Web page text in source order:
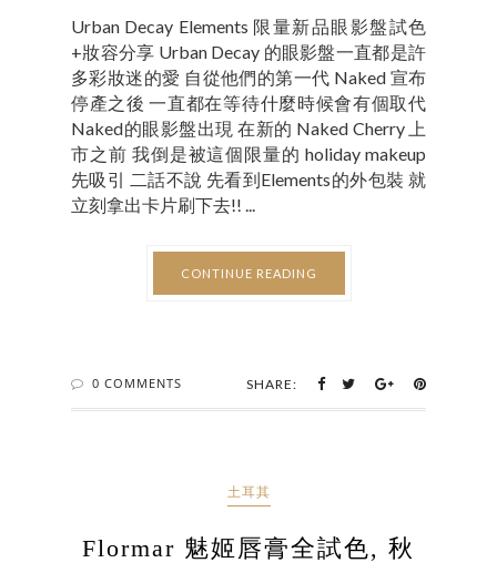
Urban Decay Elements 限量新品眼影盤試色
+妝容分享 Urban Decay 的眼影盤一直都是許
多彩妝迷的愛 自從他們的第一代 Naked 宣布
停產之後 一直都在等待什麼時候會有個取代
Naked的眼影盤出現 在新的 Naked Cherry 上
市之前 我倒是被這個限量的 holiday makeup
先吸引 二話不說 先看到Elements的外包裝 就
立刻拿出卡片刷下去!! ...
CONTINUE READING
0 COMMENTS SHARE:
土耳其
Flormar 魅姬唇膏全試色, 秋